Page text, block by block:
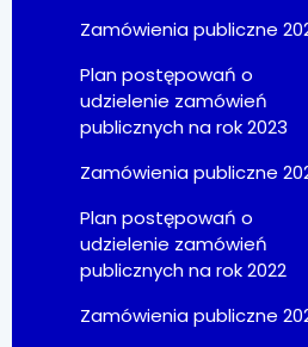
Zamówienia publiczne
Plan postępowań o
udzielenie zamówień
publicznych na rok 2023
Zamówienia publiczne
Plan postępowań o
udzielenie zamówień
publicznych na rok 2022
Zamówienia publiczne